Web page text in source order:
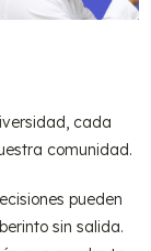
cada
comunidad.
pueden
sin salida.